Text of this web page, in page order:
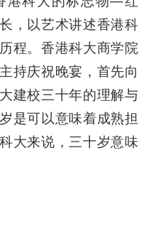
，以艺术讲述香港科
程。香港科大商学院
持庆祝晚宴，首先向
建校三十年的理解与
是可以意味着成熟担
大来说，三十岁意味